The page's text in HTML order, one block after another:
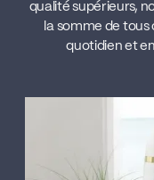
qualité supérieurs,
la somme de
quotidien et